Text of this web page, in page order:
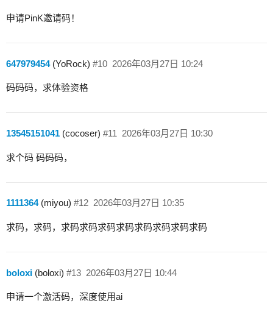
申请PinK邀请码！
647979454(YoRock) 2026年03月27日 10:24
#10
码码码，求体验资格
13545151041 (cocoser) 2026年03月27日 10:30
#11
求个码 码码码，
1111364(miyou) 2026年03月27日 10:35
#12
求码，求码，求码求码求码求码求码求码求码求码
boloxi (boloxi) 2026年03月27日 10:44
#13
申请一个激活码，深度使用ai